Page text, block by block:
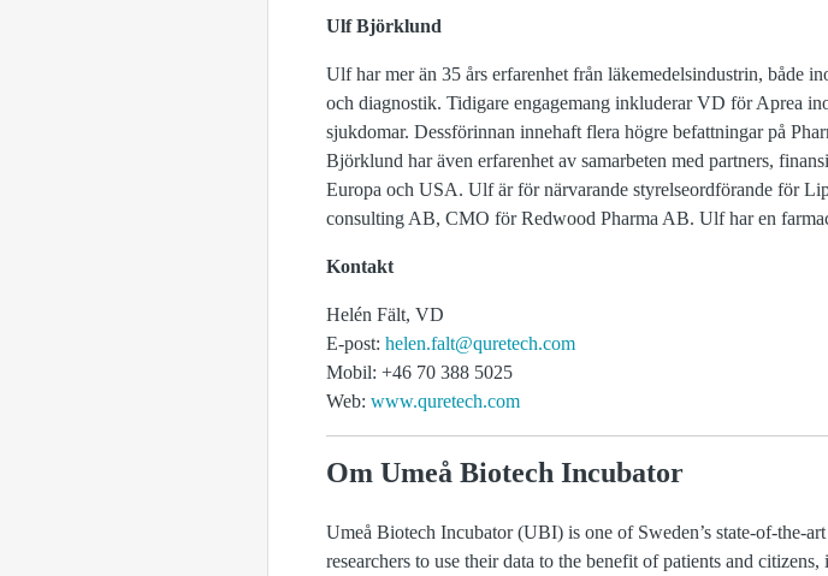
Ulf Björklund
Ulf har mer än 35 års erfarenhet från läkemedelsindustrin, både
och diagnostik. Tidigare engagemang inkluderar VD för Aprea
sjukdomar. Dessförinnan innehaft flera högre befattningar på
Björklund har även erfarenhet av samarbeten med partners,
Europa och USA. Ulf är för närvarande styrelseordförande för
consulting AB, CMO för Redwood Pharma AB. Ulf har en
Kontakt
Helén Fält, VD
E-post: helen.falt@quretech.com
Mobil: +46 70 388 5025
Web: www.quretech.com
Om Umeå Biotech Incubator
Umeå Biotech Incubator (UBI) is one of Sweden’s state-of-the-
researchers to use their data to the benefit of patients and